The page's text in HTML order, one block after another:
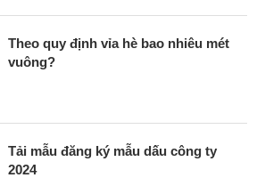
Theo quy định vỉa hè bao nhiêu mét
vuông?
Tải mẫu đăng ký mẫu dấu công ty
2024